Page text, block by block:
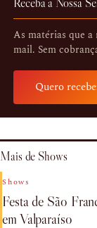
Receba a Nossa
As matérias que a
mail. Sem
Quero
Mais de Shows
Shows
Festa de São
em Valparaíso